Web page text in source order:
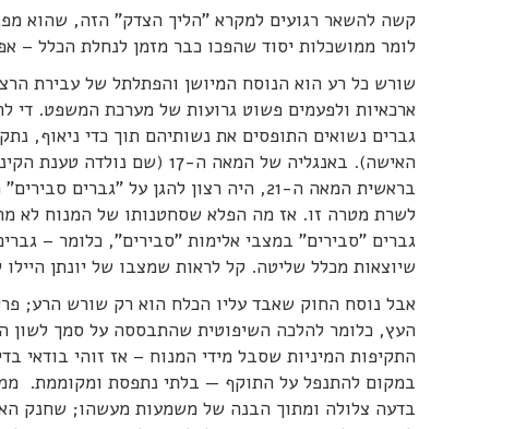
קשה להשאר רגועים למקרא "הליך הצדק" הזה, שהוא
לומר ממושכלות יסוד שהפכו כבר מזמן לנחלת הכלל –
שורש כל רע הוא הנוסח המיושן והפתלתל של עבירת
ארכאיות ולפעמים פשוט גרועות של מערכת המשפט. די
גברים נשואים התופסים את נשותיהם תוך כדי ניאוף,
האישה). באנגליה של המאה
בראשית המאה ה-21, היה רצון להגן על
לשרת מטרה זו. אז מה הפלא שסחטנותו של המנוח לא
גברים "סבירים" במצבי אלימות "סבירים", כלומר –
שיוצאות מכלל שליטה. קל לראות שמצבו של יונתן
אבל נוסח החוק שאבד עליו הכלח הוא רק שורש הרע;
העץ, כלומר להלכה השיפוטית שהתבססה על סמך לשון
התקיפות המיניות שסבל מידי המנוח – אז זוהי בודאי
במקום להתנפל על התוקף — בלתי נתפסת ומקוממת.
בדעה צלולה ומתוך הבנה של משמעות מעשהו; שחנק